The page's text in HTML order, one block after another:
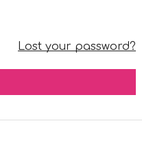
Lost your password?